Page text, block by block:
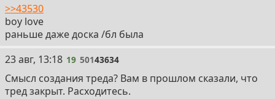
>>43530
boy love
раньше даже доска /бл была
19
23 авг, 13:18 19 50143634
Смысл создания треда? Вам в прошлом сказали, что
тред закрыт. Расходитесь.